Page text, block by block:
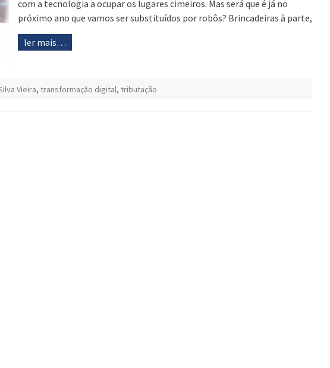
com a tecnologia a ocupar os lugares cimeiros. Mas será que é já no
próximo ano que vamos ser substituídos por robôs? Brincadeiras à parte,
ler mais…
Vieira, transformação digital, tributação